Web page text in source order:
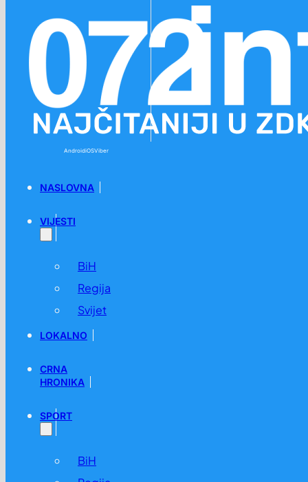
AndroidiOSViber
NASLOVNA
VIJESTI
BiH
Regija
Svijet
LOKALNO
CRNA
HRONIKA
SPORT
BiH